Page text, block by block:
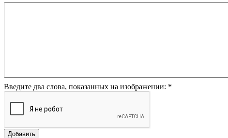
Введите два слова, показанных на изображении: *